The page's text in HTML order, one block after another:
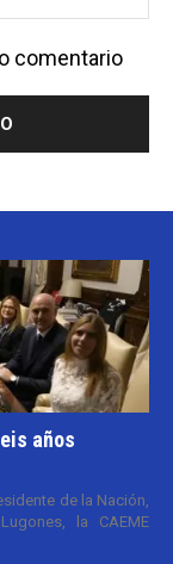
comentario
años
de la Nación,
la CAEME